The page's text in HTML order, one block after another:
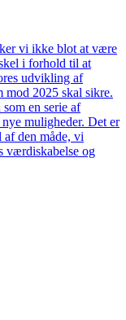
vi ikke blot at være
i forhold til at
udvikling af
mod 2025 skal sikre.
en serie af
muligheder. Det er
den måde, vi
værdiskabelse og